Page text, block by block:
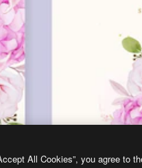
All Cookies”, you agree to